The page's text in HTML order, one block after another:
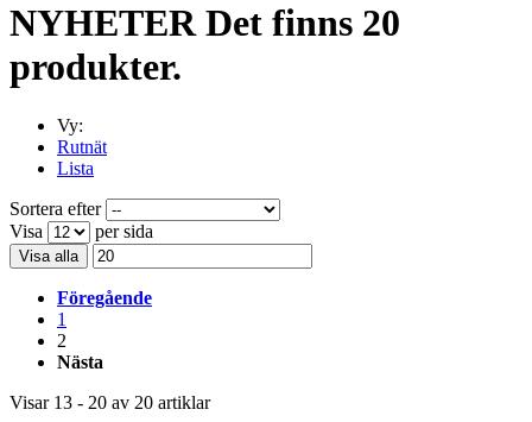
NYHETERDet finns 20
produkter.
Vy:
Rutnät
Lista
Sortera efter
Visa
per sida
Visa alla
Föregående
1
2
Nästa
Visar 13 - 20 av 20 artiklar